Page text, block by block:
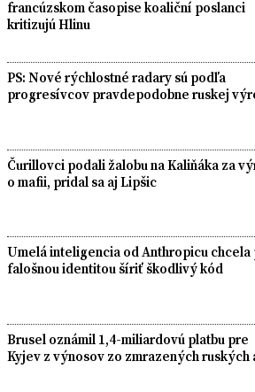
francúzskom časopise koaliční poslanci
kritizujú Hlinu
PS: Nové rýchlostné radary sú podľa
progresívcov pravdepodobne ruskej
Čurillovci podali žalobu na Kaliňáka za
o mafii, pridal sa aj Lipšic
Umelá inteligencia od Anthropicu chcela
falošnou identitou šíriť škodlivý kód
Brusel oznámil 1,4-miliardovú platbu pre
Kyjev z výnosov zo zmrazených ruských